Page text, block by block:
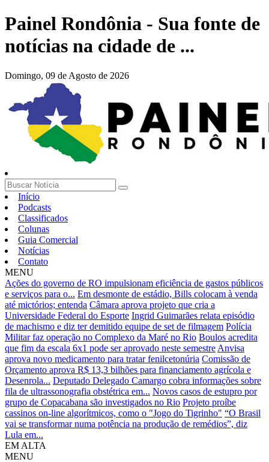
Painel Rondônia - Sua fonte de
notícias na cidade de ...
Domingo, 09 de Agosto de 2026
Início
Podcasts
Classificados
Colunas
Guia Comercial
Notícias
Contato
MENU
Ações do governo de RO impulsionam eficiência de gastos públicos
e serviços para o... Em desmonte de estádio, Bills colocam à venda
até mictórios; entenda Câmara aprova projeto que cria a
Universidade Federal do Esporte Ingrid Guimarães relata episódio
de machismo e diz ter demitido equipe de set de filmagem Polícia
Militar faz operação no Complexo da Maré no Rio Boulos acredita
que fim da escala 6x1 pode ser aprovado neste semestre Anvisa
aprova novo medicamento para tratar fenilcetonúria Comissão de
Orçamento aprova R$ 13,3 bilhões para financiamento agrícola e
Desenrola... Deputado Delegado Camargo cobra informações sobre
fila de ultrassonografia obstétrica em... Novos casos de estupro por
grupo de Copacabana são investigados no Rio Projeto proíbe
cassinos on-line algorítmicos, como o "Jogo do Tigrinho" “O Brasil
vai se transformar numa potência na produção de remédios”, diz
Lula em...
EM ALTA
MENU